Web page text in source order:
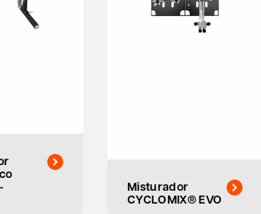
Misturador
CYCLOMIX® EVO